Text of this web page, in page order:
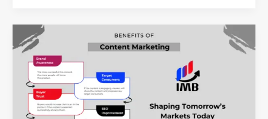
Boost
Your
Brand
with
Strategic
Content
Marketing